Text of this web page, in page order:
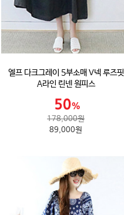
엘프 다크그레이 5부소매 V넥 루즈핏
A라인 린넨 원피스
178,000원
89,000원